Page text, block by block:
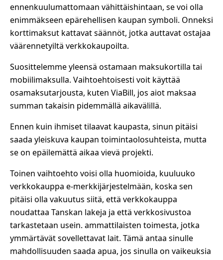
ennenkuulumattomaan vähittäishintaan, se voi olla
enimmäkseen epärehellisen kaupan symboli. Onneksi
korttimaksut kattavat säännöt, jotka auttavat ostajaa
väärennetyiltä verkkokaupoilta.
Suosittelemme yleensä ostamaan maksukortilla tai
mobiilimaksulla. Vaihtoehtoisesti voit käyttää
osamaksutarjousta, kuten ViaBill, jos aiot maksaa
summan takaisin pidemmällä aikavälillä.
Ennen kuin ihmiset tilaavat kaupasta, sinun pitäisi
saada yleiskuva kaupan toimintaolosuhteista, mutta
se on epäilemättä aikaa vievä projekti.
Toinen vaihtoehto voisi olla huomioida, kuuluuko
verkkokauppa e-merkkijärjestelmään, koska sen
pitäisi olla vakuutus siitä, että verkkokauppa
noudattaa Tanskan lakeja ja että verkkosivustoa
tarkastetaan usein. ammattilaisten toimesta, jotka
ymmärtävät sovellettavat lait. Tämä antaa sinulle
mahdollisuuden saada apua, jos sinulla on vaikeuksia